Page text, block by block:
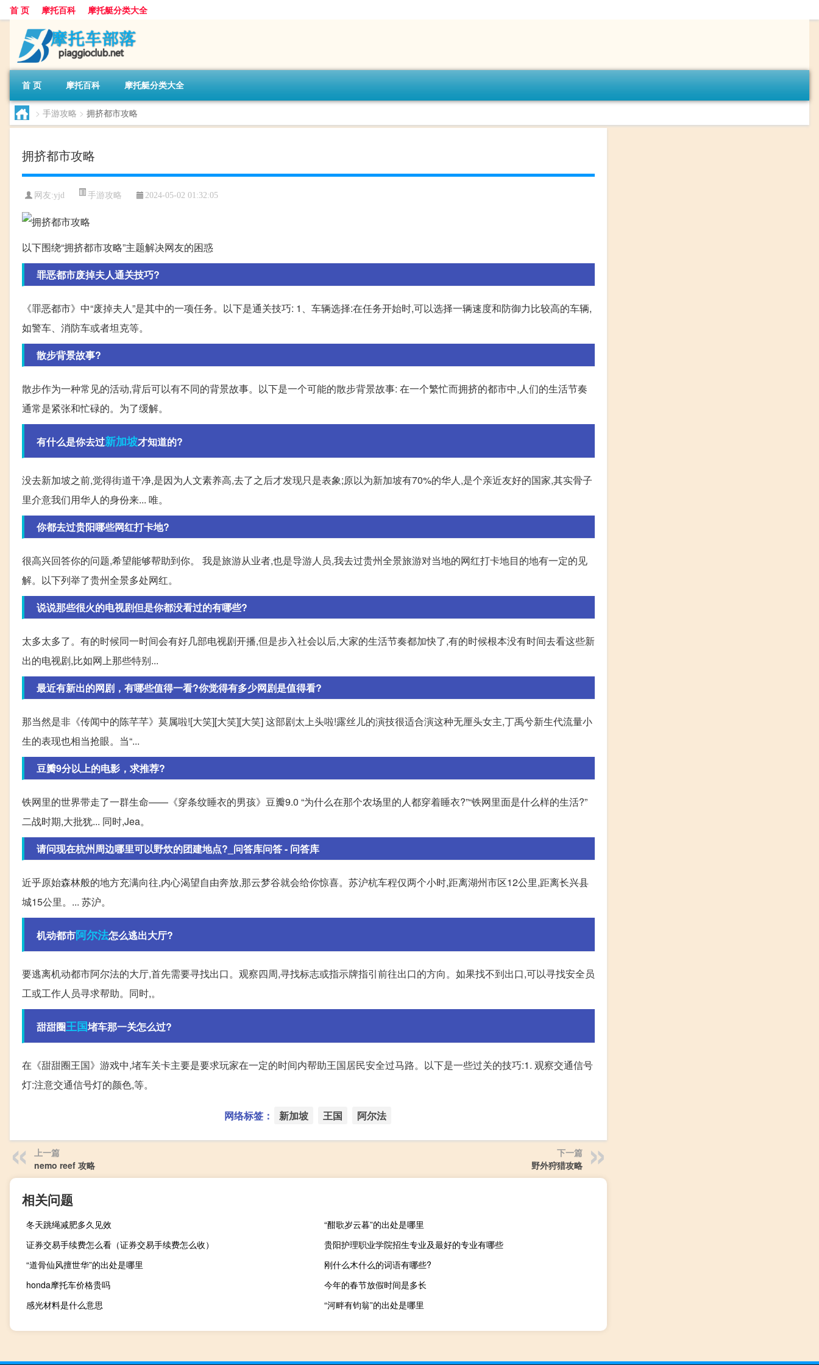
首 页 摩托百科 摩托艇分类大全
首 页 摩托百科 摩托艇分类大全
> 手游攻略 > 拥挤都市攻略
拥挤都市攻略
网友:yjd 手游攻略 2024-05-02 01:32:05
以下围绕“拥挤都市攻略”主题解决网友的困惑
罪恶都市废掉夫人通关技巧?
《罪恶都市》中“废掉夫人”是其中的一项任务。以下是通关技巧: 1、车辆选择:在任务开始时,可以选择一辆速度和防御力比较高的车辆,
如警车、消防车或者坦克等。
散步背景故事?
散步作为一种常见的活动,背后可以有不同的背景故事。以下是一个可能的散步背景故事: 在一个繁忙而拥挤的都市中,人们的生活节奏
通常是紧张和忙碌的。为了缓解。
有什么是你去过新加坡才知道的?
没去新加坡之前,觉得街道干净,是因为人文素养高,去了之后才发现只是表象;原以为新加坡有70%的华人,是个亲近友好的国家,其实骨子
里介意我们用华人的身份来... 唯。
你都去过贵阳哪些网红打卡地?
很高兴回答你的问题,希望能够帮助到你。 我是旅游从业者,也是导游人员,我去过贵州全景旅游对当地的网红打卡地目的地有一定的见
解。以下列举了贵州全景多处网红。
说说那些很火的电视剧但是你都没看过的有哪些?
太多太多了。有的时候同一时间会有好几部电视剧开播,但是步入社会以后,大家的生活节奏都加快了,有的时候根本没有时间去看这些新
出的电视剧,比如网上那些特别...
最近有新出的网剧，有哪些值得一看?你觉得有多少网剧是值得看?
那当然是非《传闻中的陈芊芊》莫属啦![大笑][大笑][大笑] 这部剧太上头啦!露丝儿的演技很适合演这种无厘头女主,丁禹兮新生代流量小
生的表现也相当抢眼。当“...
豆瓣9分以上的电影，求推荐?
铁网里的世界带走了一群生命——《穿条纹睡衣的男孩》豆瓣9.0 “为什么在那个农场里的人都穿着睡衣?”“铁网里面是什么样的生活?”
二战时期,大批犹... 同时,Jea。
请问现在杭州周边哪里可以野炊的团建地点?_问答库问答 - 问答库
近乎原始森林般的地方充满向往,内心渴望自由奔放,那云梦谷就会给你惊喜。苏沪杭车程仅两个小时,距离湖州市区12公里,距离长兴县
城15公里。... 苏沪。
机动都市阿尔法怎么逃出大厅?
要逃离机动都市阿尔法的大厅,首先需要寻找出口。观察四周,寻找标志或指示牌指引前往出口的方向。如果找不到出口,可以寻找安全员
工或工作人员寻求帮助。同时,。
甜甜圈王国堵车那一关怎么过?
在《甜甜圈王国》游戏中,堵车关卡主要是要求玩家在一定的时间内帮助王国居民安全过马路。以下是一些过关的技巧:1. 观察交通信号
灯:注意交通信号灯的颜色,等。
网络标签： 新加坡 王国 阿尔法
上一篇
nemo reef 攻略
下一篇
野外狩猎攻略
相关问题
冬天跳绳减肥多久见效
“酣歌岁云暮”的出处是哪里
证券交易手续费怎么看（证券交易手续费怎么收）
贵阳护理职业学院招生专业及最好的专业有哪些
“道骨仙风擅世华”的出处是哪里
刚什么木什么的词语有哪些?
honda摩托车价格贵吗
今年的春节放假时间是多长
感光材料是什么意思
“河畔有钧翁”的出处是哪里